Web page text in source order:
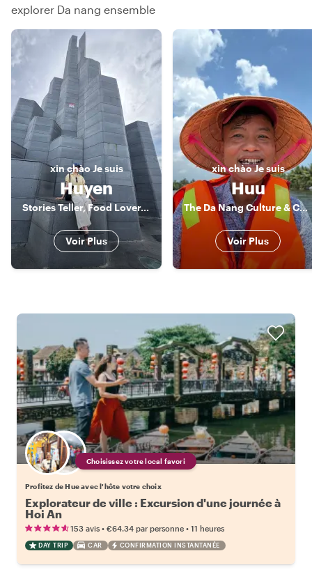
explorer Da nang ensemble
xin chàoJe suis
Huyen
Stories Teller, Food Lover, and History
Voir Plus
xin chàoJe suis
Huu
The Da Nang Culture & Cuisine Connoisseur
Voir Plus
Choisissez votre local favori
Profitez de Hue avec l'hôte votre choix
Explorateur de ville : Excursion d'une journée à
Hoi An
153 avis • €64.34 par personne • 11 heures
DAY TRIP CAR CONFIRMATION INSTANTANÉE